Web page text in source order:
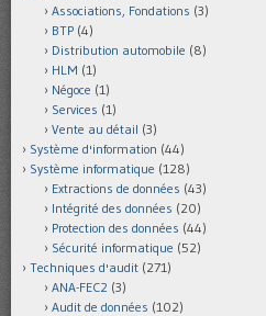
Associations, Fondations (3)
BTP (4)
Distribution automobile (8)
HLM (1)
Négoce (1)
Services (1)
Vente au détail (3)
Système d'information (44)
Système informatique (128)
Extractions de données (43)
Intégrité des données (20)
Protection des données (44)
Sécurité informatique (52)
Techniques d'audit (271)
ANA-FEC2 (3)
Audit de données (102)